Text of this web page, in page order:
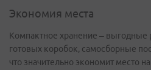
Экономия места
Компактное хранение – выгодные
готовых коробок, самосборные
что значительно экономит место